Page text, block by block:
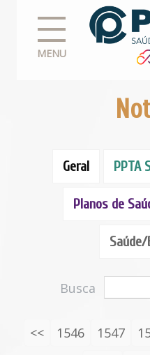
MENU
Geral PPTA
Planos de
Busca
<< 1546 1547